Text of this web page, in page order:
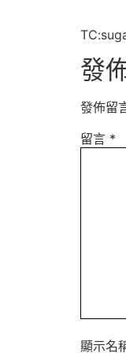
發
發佈留
留言 *
顯示名